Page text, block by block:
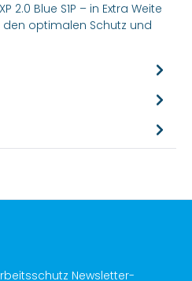
2.0 Blue S1P – in Extra Weite
den optimalen Schutz und
Newsletter-